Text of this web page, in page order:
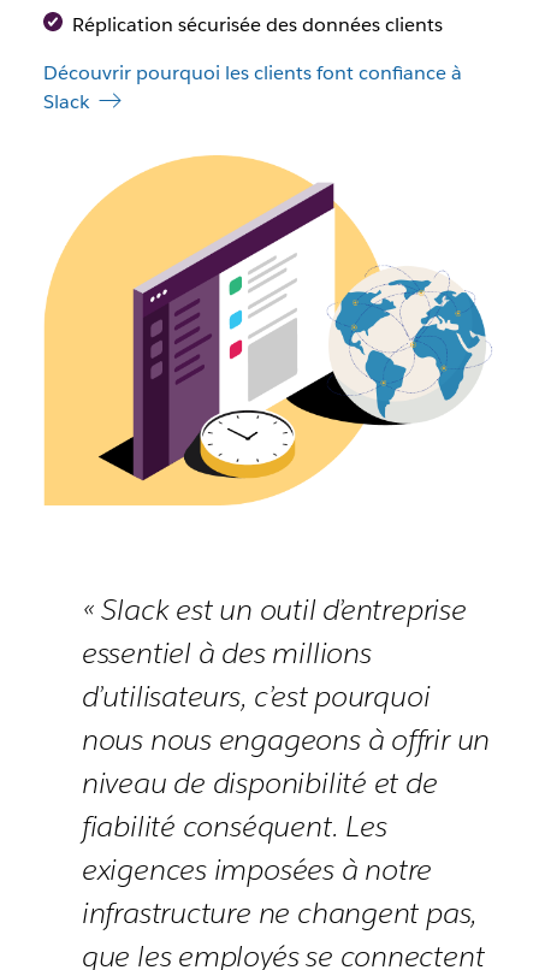
Réplication sécurisée des données clients
Découvrir pourquoi les clients font confiance à
Slack
« Slack est un outil d’entreprise
essentiel à des millions
d’utilisateurs, c’est pourquoi
nous nous engageons à offrir un
niveau de disponibilité et de
fiabilité conséquent. Les
exigences imposées à notre
infrastructure ne changent pas,
que les employés se connectent